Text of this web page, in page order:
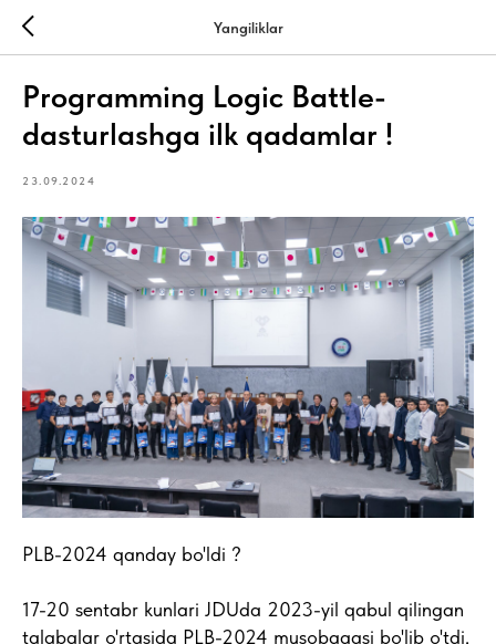
Yangiliklar
Programming Logic Battle-
dasturlashga ilk qadamlar !
23.09.2024
PLB-2024 qanday bo'ldi ?
17-20 sentabr kunlari JDUda 2023-yil qabul qilingan
talabalar o'rtasida PLB-2024 musobaqasi bo'lib o'tdi.